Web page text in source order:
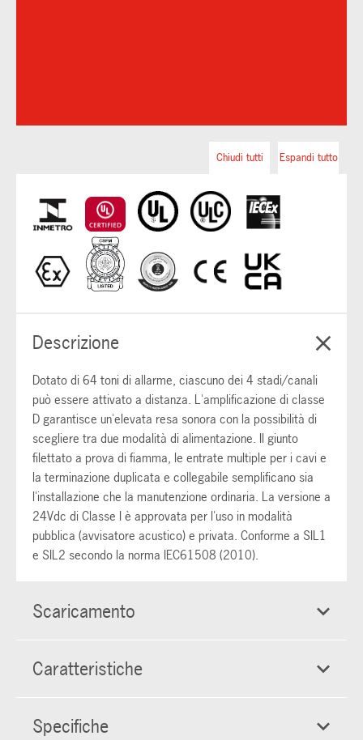
Espandi tutto
Chiudi tutti
Descrizione
Dotato di 64 toni di allarme, ciascuno dei 4 stadi/canali
può essere attivato a distanza. L'amplificazione di classe
D garantisce un'elevata resa sonora con la possibilità di
scegliere tra due modalità di alimentazione. Il giunto
filettato a prova di fiamma, le entrate multiple per i cavi e
la terminazione duplicata e collegabile semplificano sia
l'installazione che la manutenzione ordinaria. La versione a
24Vdc di Classe I è approvata per l'uso in modalità
pubblica (avvisatore acustico) e privata. Conforme a SIL1
e SIL2 secondo la norma IEC61508 (2010).
Scaricamento
Caratteristiche
Specifiche